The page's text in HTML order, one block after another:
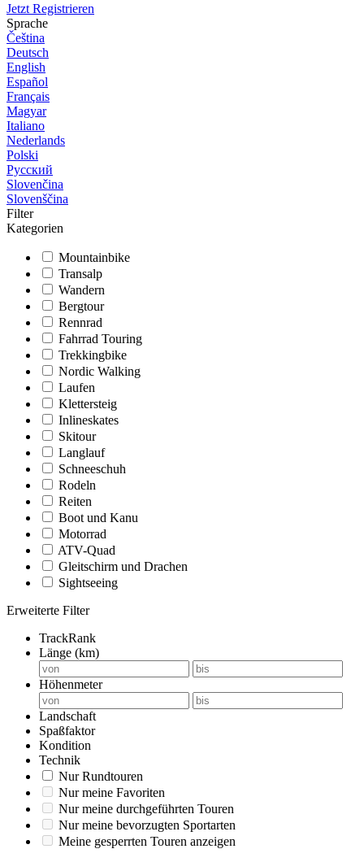
Jetzt Registrieren
Sprache
Čeština
Deutsch
English
Español
Français
Magyar
Italiano
Nederlands
Polski
Русский
Slovenčina
Slovenščina
Filter
Kategorien
Mountainbike
Transalp
Wandern
Bergtour
Rennrad
Fahrrad Touring
Trekkingbike
Nordic Walking
Laufen
Klettersteig
Inlineskates
Skitour
Langlauf
Schneeschuh
Rodeln
Reiten
Boot und Kanu
Motorrad
ATV-Quad
Gleitschirm und Drachen
Sightseeing
Erweiterte Filter
TrackRank
Länge (km)
Höhenmeter
Landschaft
Spaßfaktor
Kondition
Technik
Nur Rundtouren
Nur meine Favoriten
Nur meine durchgeführten Touren
Nur meine bevorzugten Sportarten
Meine gesperrten Touren anzeigen